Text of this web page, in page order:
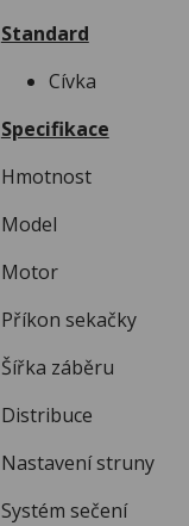
Standard
Cívka
Specifikace
Hmotnost
Model
Motor
Příkon
Šířka
Nastavení
Systém sečení